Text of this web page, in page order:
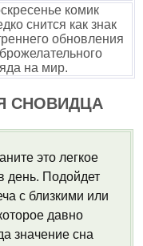
комик
снится как знак
обновления
на мир.
СНОВИДЦА
это легкое
день. Подойдет
с близкими или
давно
значение сна